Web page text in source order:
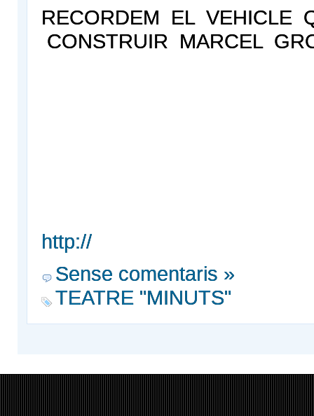
RECORDEM EL VEHICLE
CONSTRUIR MARCEL
http://
Sense comentaris »
TEATRE "MINUTS"